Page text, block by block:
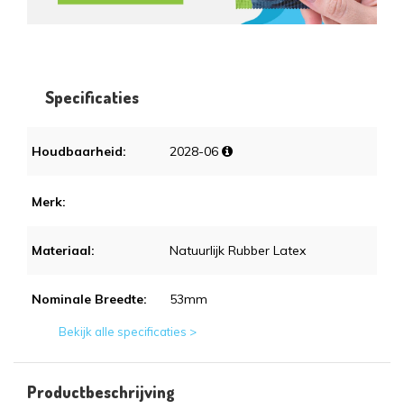
Specificaties
Houdbaarheid: 2028-06
Merk:
Materiaal: Natuurlijk Rubber Latex
Nominale Breedte: 53mm
Bekijk alle specificaties >
Productbeschrijving